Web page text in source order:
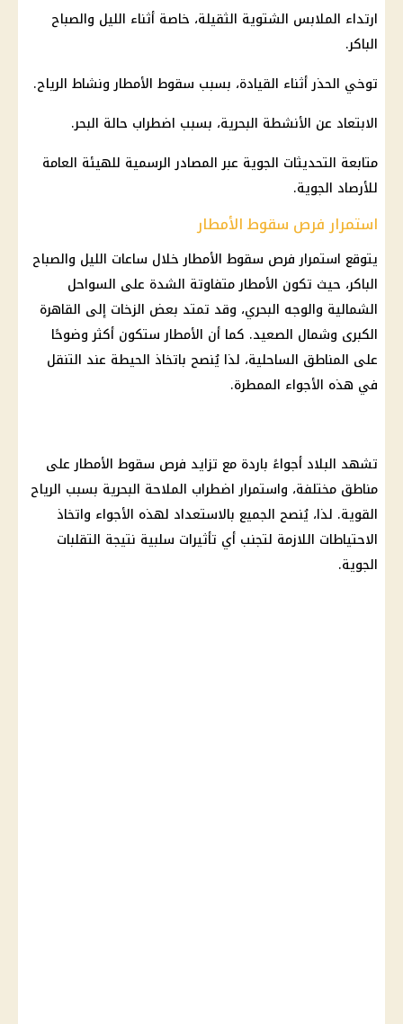
ارتداء الملابس الشتوية الثقيلة، خاصة أثناء الليل والصباح
الباكر.
توخي الحذر أثناء القيادة، بسبب سقوط الأمطارونشاط الرياح.
الابتعاد عن الأنشطة البحرية، بسبب اضطراب حالة البحر.
متابعة التحديثات الجوية عبر المصادر الرسمية للهيئة العامة
للأرصاد الجوية.
استمرار فرص سقوط الأمطار
يتوقع استمرار فرص سقوط الأمطارخلال ساعات الليل والصباح
الباكر، حيث تكون الأمطارمتفاوتة الشدة على السواحل
الشمالية والوجه البحري، وقد تمتد بعض الزخات إلى القاهرة
الكبرى وشمال الصعيد. كما أن الأمطارستكون أكثر وضوحًا
على المناطق الساحلية، لذا يُنصح باتخاذ الحيطة عند التنقل
في هذه الأجواء الممطرة.
تشهد البلاد أجواءً باردة مع تزايد فرص سقوط الأمطارعلى
مناطق مختلفة، واستمرار اضطراب الملاحة البحرية بسبب الرياح
القوية. لذا، يُنصح الجميع بالاستعداد لهذه الأجواء واتخاذ
الاحتياطات اللازمة لتجنب أي تأثيرات سلبية نتيجة التقلبات
الجوية.